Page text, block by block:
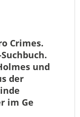
Crimes.
und
der
im Ge